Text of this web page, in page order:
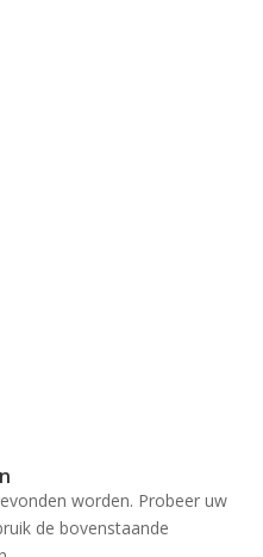
worden. Probeer uw
de bovenstaande